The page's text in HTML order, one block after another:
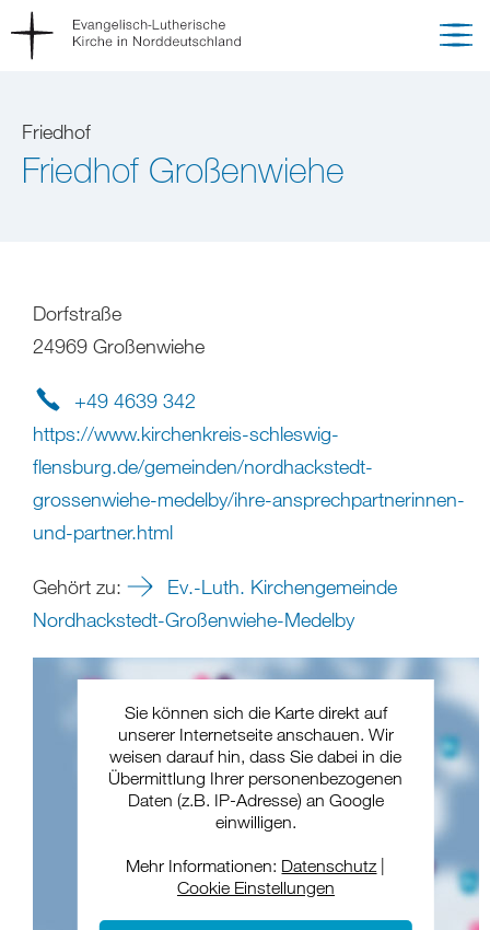
Friedhof
Friedhof Großenwiehe
Dorfstraße
24969 Großenwiehe
+49 4639 342
https://www.kirchenkreis-schleswig-
flensburg.de/gemeinden/nordhackstedt-
grossenwiehe-medelby/ihre-ansprechpartnerinnen-
und-partner.html
Gehört zu:
Ev.-Luth. Kirchengemeinde
Nordhackstedt-Großenwiehe-Medelby
Sie können sich die Karte direkt auf
unserer Internetseite anschauen. Wir
weisen darauf hin, dass Sie dabei in die
Übermittlung Ihrer personenbezogenen
Daten (z.B. IP-Adresse) an Google
einwilligen.
Mehr Informationen: Datenschutz
Cookie Einstellungen